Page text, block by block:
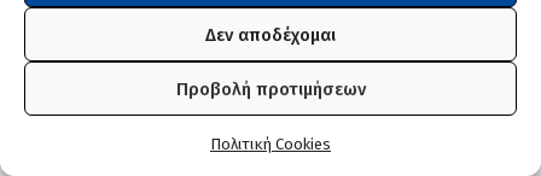
Δεν αποδέχομαι
Προβολή προτιμήσεων
Πολιτική Cookies
Πρωτοσέλιδα εφημερίδων